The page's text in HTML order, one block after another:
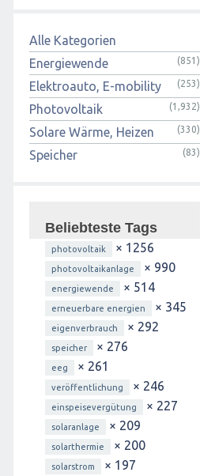
Alle Kategorien
Energiewende
(851)
Elektroauto, E-mobility (253)
Photovoltaik (1,932)
Solare Wärme, Heizen (330)
Speicher (83)
Beliebteste Tags
photovoltaik × 1256
photovoltaikanlage × 990
energiewende × 514
erneuerbare energien × 345
eigenverbrauch × 292
speicher × 276
eeg × 261
veröffentlichung × 246
einspeisevergütung × 227
solaranlage × 209
solarthermie × 200
solarstrom × 197